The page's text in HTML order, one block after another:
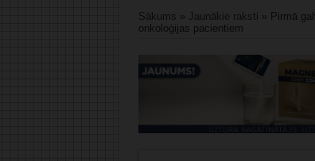
Sākums » Jaunākie raksti » Pirmā
onkoloģijas pacientiem